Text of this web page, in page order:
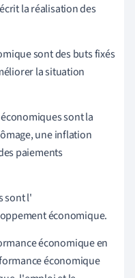
la réalisation des
sont des buts fixés
la situation
sont la
une inflation
paiements
sont l'
économique.
économique en
économique